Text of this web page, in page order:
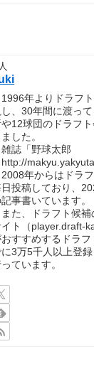
年よりドラフ
、30年間に渡っ
12球団のドラフ
した。
誌「野球太郎
http://
年からはドラ
投稿しており、
事書いています。
た、ドラフト候補
ト（player.draft-
すすめするドラ
に3万5千人以上登
ています。